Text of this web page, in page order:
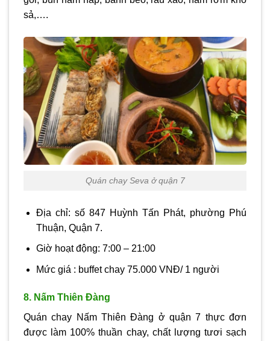
sả,….
Quán chay Seva ở quận 7
Địa chỉ: số 847 Huỳnh Tấn Phát, phường Phú
Thuận, Quận 7.
Giờ hoạt động: 7:00 – 21:00
Mức giá : buffet chay 75.000 VNĐ/ 1 người
8. Nấm Thiên Đàng
Quán chay Nấm Thiên Đàng ở quận 7 thực đơn
được làm 100% thuần chay, chất lượng tươi sạch